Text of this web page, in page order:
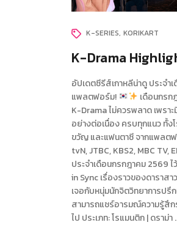
K-SERIES KORIKART
K-Drama
อัปเดตซีรีส์เกาหลีน่าดู ประจ
แพลตฟอร์ม!
เดือนกรก
K-Drama ไม่ควรพลาด เพรา
อย่างต่อเนื่อง ครบทุกแนว ทั้ง
ขวัญ และแฟนตาซี จากแพลต
tvN, JTBC, KBS2, MBC TV,
ประจำเดือนกรกฎาคม 2569
in Sync เรื่องราวของดาราส
เจอกับหนุ่มนักจิตวิทยาการปรึ
สามารถแชร์อารมณ์ความรู้สึ
ไป ประเภท: โรแมนติก | ดราม่า